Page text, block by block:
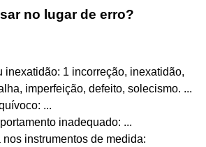
no lugar de erro?
inexatidão: 1 incorreção, inexatidão,
imperfeição, defeito, solecismo. ...
...
inadequado: ...
nos instrumentos de medida: